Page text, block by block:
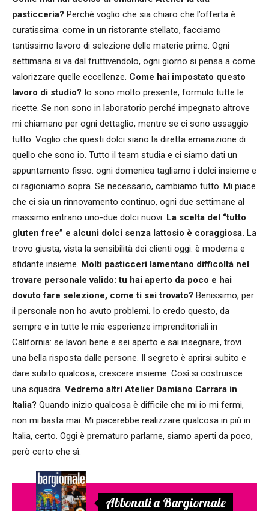
pasticceria? Perché voglio che sia chiaro che l’offerta è
curatissima: come in un ristorante stellato, facciamo
tantissimo lavoro di selezione delle materie prime. Ogni
settimana si va dal fruttivendolo, ogni giorno si pensa a come
valorizzare quelle eccellenze. Come hai impostato questo
lavoro di studio? Io sono molto presente, formulo tutte le
ricette. Se non sono in laboratorio perché impegnato altrove
mi chiamano per ogni dettaglio, mentre se ci sono assaggio
tutto. Voglio che questi dolci siano la diretta emanazione di
quello che sono io. Tutto il team studia e ci siamo dati un
appuntamento fisso: ogni domenica tagliamo i dolci insieme e
ci ragioniamo sopra. Se necessario, cambiamo tutto. Mi piace
che ci sia un rinnovamento continuo, ogni due settimane al
massimo entrano uno-due dolci nuovi. La scelta del “tutto
gluten free” e alcuni dolci senza lattosio è coraggiosa. La
trovo giusta, vista la sensibilità dei clienti oggi: è moderna e
sfidante insieme. Molti pasticceri lamentano difficoltà nel
trovare personale valido: tu hai aperto da poco e hai
dovuto fare selezione, come ti sei trovato? Benissimo, per
il personale non ho avuto problemi. Io credo questo, da
sempre e in tutte le mie esperienze imprenditoriali in
California: se lavori bene e sei aperto e sai insegnare, trovi
una bella risposta dalle persone. Il segreto è aprirsi subito e
dare subito qualcosa, crescere insieme. Così si costruisce
una squadra. Vedremo altri Atelier Damiano Carrara in
Italia? Quando inizio qualcosa è difficile che mi io mi fermi,
non mi basta mai. Mi piacerebbe realizzare qualcosa in più in
Italia, certo. Oggi è prematuro parlarne, siamo aperti da poco,
però certo che sì.
Abbonati a Bargiornale